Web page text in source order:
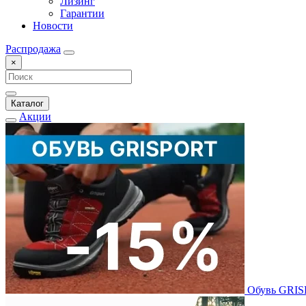
Гарантии
Новости
Распродажа
×
Каталог
Акции
Обувь